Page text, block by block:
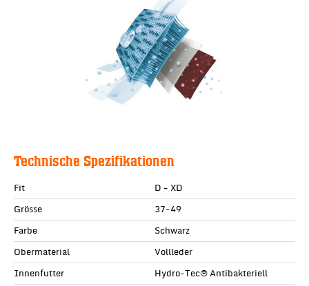
Technische Spezifikationen
Fit
D - XD
Grösse
37-49
Farbe
Schwarz
Obermaterial
Vollleder
Innenfutter
Hydro-Tec® Antibakteriell